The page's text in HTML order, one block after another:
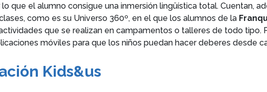
que el alumno consigue una inmersión lingüística total. Cuentan,
como es su Universo 360º, en el que los alumnos de la
que se realizan en campamentos o talleres de todo tipo.
móviles para que los niños puedan hacer deberes desde
Kids&us